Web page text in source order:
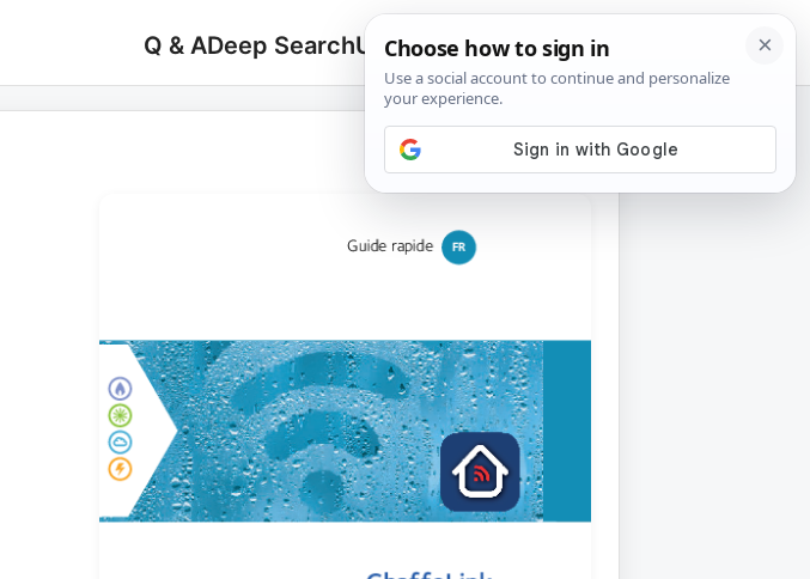
Q & ADeep SearchUpload
Search
for:
🔍